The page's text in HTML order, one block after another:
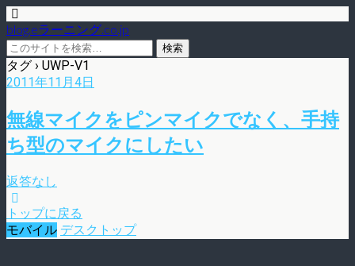
blog.eラーニング.co.jp
タグ › UWP-V1
2011年11月4日
無線マイクをピンマイクでなく、手持
ち型のマイクにしたい
返答なし
トップに戻る
モバイル デスクトップ